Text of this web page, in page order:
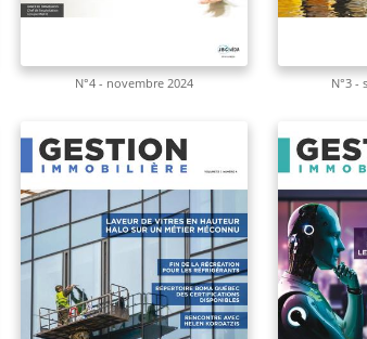
N°4 - novembre 2024 N°3 -